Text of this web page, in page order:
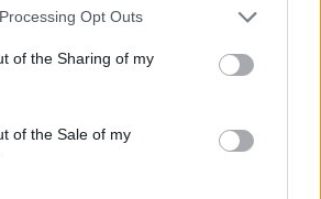
Opt Outs
of the Sharing of my
of the Sale of my
tartalmazza:
cikkarchívum
elmúlt 2 év napon belüli